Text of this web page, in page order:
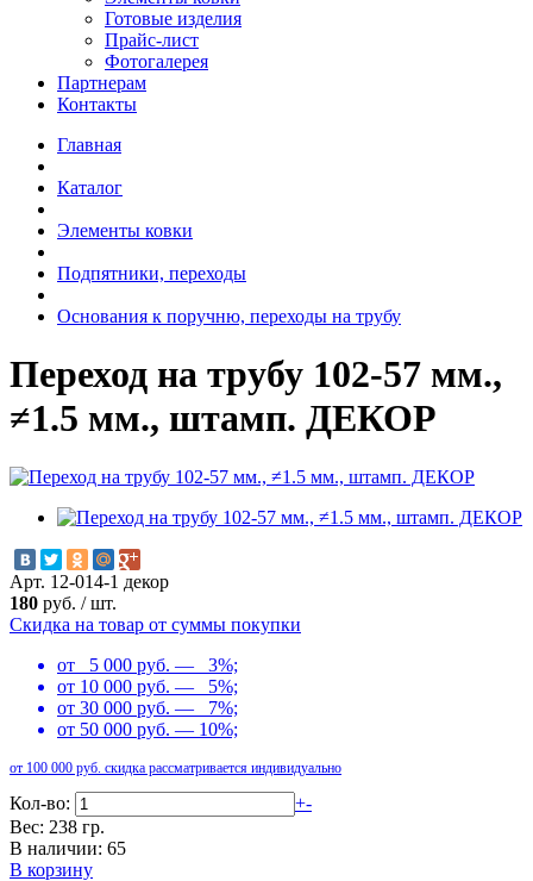
Готовые изделия
Прайс-лист
Фотогалерея
Партнерам
Контакты
Главная
Каталог
Элементы ковки
Подпятники, переходы
Основания к поручню, переходы на трубу
Переход на трубу 102-57 мм.,
≠1.5 мм., штамп. ДЕКОР
Арт. 12-014-1 декор
180 руб. /шт.
Скидка на товар от суммы покупки
от 5 000 руб. — 3%;
от 10 000 руб. — 5%;
от 30 000 руб. — 7%;
от 50 000 руб. — 10%;
от 100 000 руб. скидка рассматривается индивидуально
Кол-во: +-
Вес: 238 гр.
В наличии: 65
В корзину